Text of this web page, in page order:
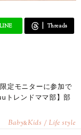
LINE Threads
定モニターに参加で
トレンドママ部】部
Baby&Kids / Life style